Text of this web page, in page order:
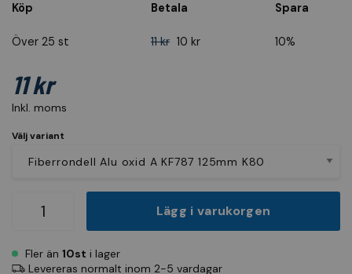
Köp Betala Spara
Över 25 st 11 kr 10 kr 10%
Inkl. moms
11 kr
Välj variant
Lägg i varukorgen
Fler än 10st i lager
Levereras normalt inom 2-5 vardagar